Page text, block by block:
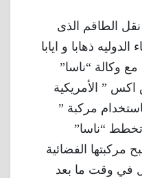
الطاقم الذى
ذهابا و ايابا
وكالة “ناسا”
” الأمريكية
الخدمة عام 2020 باستخدام مركبة ”
تخطط “ناسا”
مركبتها الفضائية
في وقت ما بعد